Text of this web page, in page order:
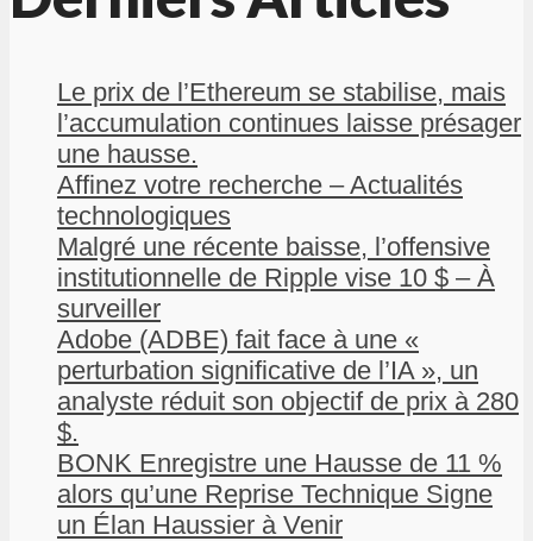
Le prix de l’Ethereum se stabilise, mais
l’accumulation continues laisse présager
une hausse.
Affinez votre recherche – Actualités
technologiques
Malgré une récente baisse, l’offensive
institutionnelle de Ripple vise 10 $ – À
surveiller
Adobe (ADBE) fait face à une «
perturbation significative de l’IA », un
analyste réduit son objectif de prix à 280
$.
BONK Enregistre une Hausse de 11 %
alors qu’une Reprise Technique Signe
un Élan Haussier à Venir